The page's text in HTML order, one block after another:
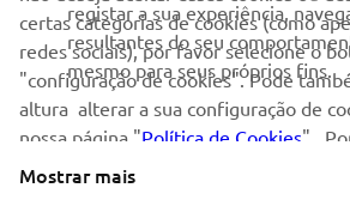
Leia a nossa Política de Privacidade para
os seus dados pessoais: Politica de
Portugal (Portuguese)
registar a sua experiência,
resultantes do seu
mesmo para seus próprios fins.
certas categorias de cookies (como
redes sociais), por favor selecione o
"configuração de cookies". Pode
altura alterar a sua configuração de
nossa página "Política de Cookies" .
política de cookies para saber mais
Mostrar mais